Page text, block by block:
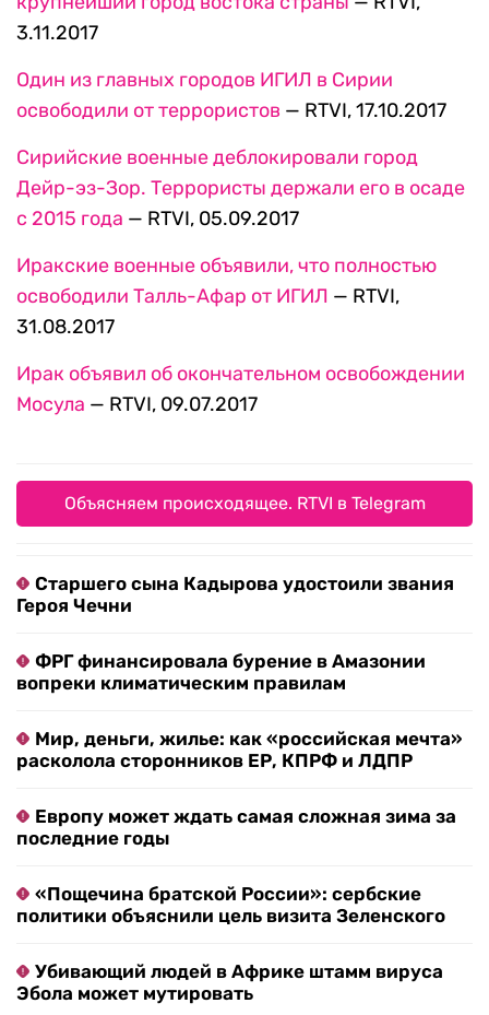
3.11.2017
Один из главных городов ИГИЛ в Сирии
освободили от террористов — RTVI, 17.10.2017
Сирийские военные деблокировали город
Дейр-эз-Зор. Террористы держали его в осаде
с 2015 года — RTVI, 05.09.2017
Иракские военные объявили, что полностью
освободили Талль-Афар от ИГИЛ — RTVI,
31.08.2017
Ирак объявил об окончательном освобождении
Мосула — RTVI, 09.07.2017
Объясняем происходящее. RTVI в Telegram
Старшего сына Кадырова удостоили звания
Героя Чечни
ФРГ финансировала бурение в Амазонии
вопреки климатическим правилам
Мир, деньги, жилье: как «российская мечта»
расколола сторонников ЕР, КПРФ и ЛДПР
Европу может ждать самая сложная зима за
последние годы
«Пощечина братской России»: сербские
политики объяснили цель визита Зеленского
Убивающий людей в Африке штамм вируса
Эбола может мутировать